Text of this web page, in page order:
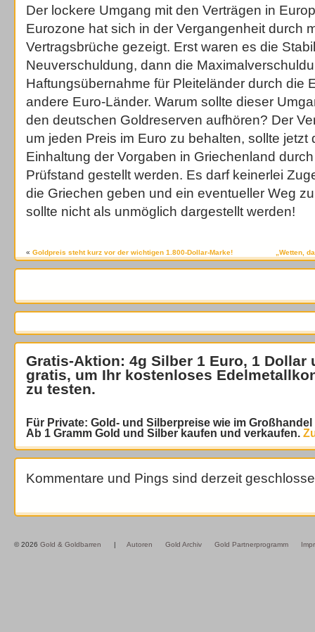
Der lockere Umgang mit den Verträgen in
Eurozone hat sich in der Vergangenheit durch
Vertragsbrüche gezeigt. Erst waren es die
Neuverschuldung, dann die
Haftungsübernahme für Pleiteländer durch die
andere Euro-Länder. Warum sollte dieser
den deutschen Goldreserven aufhören? Der
um jeden Preis im Euro zu behalten, sollte jetzt
Einhaltung der Vorgaben in Griechenland
Prüfstand gestellt werden. Es darf keinerlei
die Griechen geben und ein eventueller Weg
sollte nicht als unmöglich dargestellt werden!
« Goldpreis steht kurz vor der wichtigen 1.800-Dollar-Marke! „Wetten,
Gratis-Aktion: 4g Silber 1 Euro, 1 Dollar
gratis, um Ihr kostenloses
zu testen.
Für Private: Gold- und Silberpreise wie im
Ab 1 Gramm Gold und Silber kaufen und verkaufen.
Kommentare und Pings sind derzeit
© 2026 Gold & Goldbarren | Autoren Gold Archiv Gold Partnerprogramm